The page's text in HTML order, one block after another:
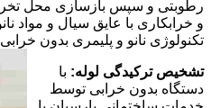
رطوبتی و سپس بازسازی محل
و خرابکاری با عایق سیال و مواد
تکنولوژی نانو و پلیمری بدون خرابی
تشخیص ترکیدگی لوله: با
دستگاه بدون خرابی توسط